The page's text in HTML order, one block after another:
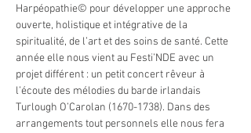
Harpéopathie© pour développer une approche
ouverte, holistique et intégrative de la
spiritualité, de l’art et des soins de santé. Cette
année elle nous vient au Festi’NDE avec un
projet différent : un petit concert rêveur à
l’écoute des mélodies du barde irlandais
Turlough O’Carolan (1670-1738). Dans des
arrangements tout personnels elle nous fera